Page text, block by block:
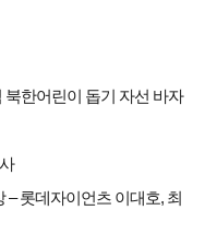
북한어린이 돕기 자선 바자
– 롯데자이언츠 이대호, 최